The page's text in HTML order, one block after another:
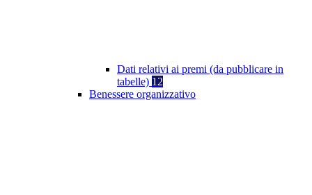
Dati relativi ai premi (da pubblicare in
tabelle) 12
Benessere organizzativo